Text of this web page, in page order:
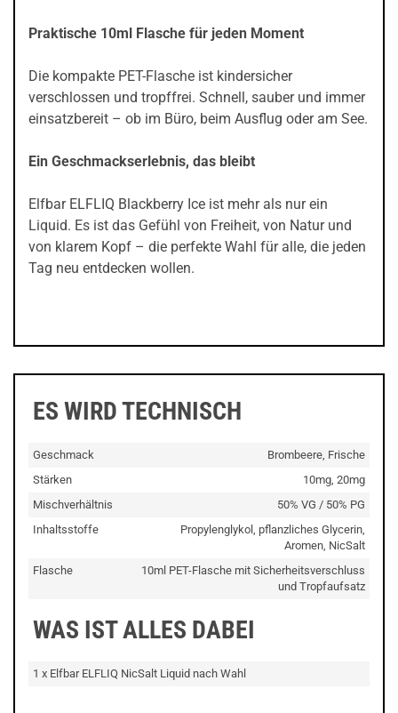
Praktische 10ml Flasche für jeden Moment
Die kompakte PET-Flasche ist kindersicher
verschlossen und tropffrei. Schnell, sauber und immer
einsatzbereit – ob im Büro, beim Ausflug oder am See.
Ein Geschmackserlebnis, das bleibt
Elfbar ELFLIQ Blackberry Ice ist mehr als nur ein
Liquid. Es ist das Gefühl von Freiheit, von Natur und
von klarem Kopf – die perfekte Wahl für alle, die jeden
Tag neu entdecken wollen.
ES WIRD TECHNISCH
Geschmack
Brombeere, Frische
Stärken
10mg, 20mg
Mischverhältnis
50% VG / 50% PG
Inhaltsstoffe
Propylenglykol, pflanzliches Glycerin,
Aromen, NicSalt
Flasche
10ml PET-Flasche mit Sicherheitsverschluss
und Tropfaufsatz
WAS IST ALLES DABEI
1 x Elfbar ELFLIQ NicSalt Liquid nach Wahl